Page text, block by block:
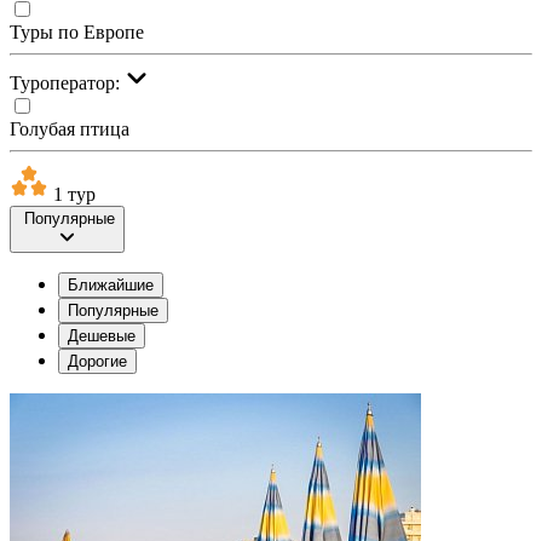
Туры по Европе
Туроператор:
Голубая птица
1 тур
Популярные
Ближайшие
Популярные
Дешевые
Дорогие